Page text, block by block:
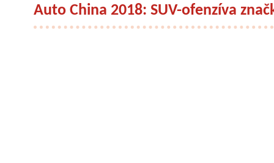
Auto China 2018: SUV-ofenzíva